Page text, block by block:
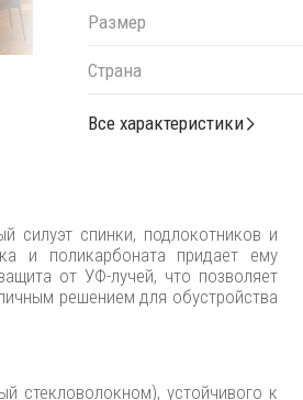
Размер
Страна
Все характеристики
силуэт спинки, подлокотников и
и поликарбоната придает ему
от УФ-лучей, что позволяет
решением для обустройства
стекловолокном), устойчивого к